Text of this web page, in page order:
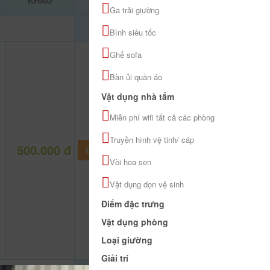
500.000 đ CHƯA KHAI BÁO PHÒNG
Ga trải giường
Bình siêu tốc
Ghế sofa
Bàn ủi quần áo
Vật dụng nhà tắm
Miễn phí wifi tất cả các phòng
Truyền hình vệ tinh/ cáp
Vòi hoa sen
Vật dụng dọn vệ sinh
Điểm đặc trưng
Vật dụng phòng
Loại giường
Giải trí